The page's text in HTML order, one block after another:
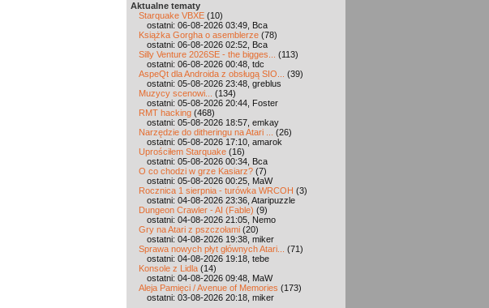
Aktualne tematy
Starquake VBXE (10)
ostatni: 06-08-2026 03:49, Bca
Książka Gorgha o asemblerze (78)
ostatni: 06-08-2026 02:52, Bca
Silly Venture 2026SE - the bigges...
(113)
ostatni: 06-08-2026 00:48, tdc
AspeQt dla Androida z obsługą SIO...
(39)
ostatni: 05-08-2026 23:48, greblus
Muzycy scenowi...
(134)
ostatni: 05-08-2026 20:44, Foster
RMT hacking (468)
ostatni: 05-08-2026 18:57, emkay
Narzędzie do ditheringu na Atari ...
(26)
ostatni: 05-08-2026 17:10, amarok
Uprościłem Starquake (16)
ostatni: 05-08-2026 00:34, Bca
O co chodzi w grze Kasiarz? (7)
ostatni: 05-08-2026 00:25, MaW
Rocznica 1 sierpnia - turówka WRCOH (3)
ostatni: 04-08-2026 23:36, Ataripuzzle
Dungeon Crawler - AI (Fable) (9)
ostatni: 04-08-2026 21:05, Nemo
Gry na Atari z pszczołami (20)
ostatni: 04-08-2026 19:38, miker
Sprawa nowych płyt głównych Atari...
(71)
ostatni: 04-08-2026 19:18, tebe
Konsole z Lidla (14)
ostatni: 04-08-2026 09:48, MaW
Aleja Pamięci / Avenue of Memories (173)
ostatni: 03-08-2026 20:18, miker